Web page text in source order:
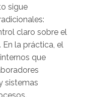
sigue
claro sobre el
En la práctica, el
que
sistemas